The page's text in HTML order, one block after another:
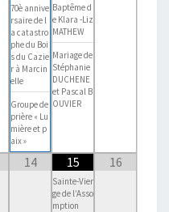
70è annive
rsaire de l
a catastro
phe du Boi
s du Cazie
r à Marcin
elle
Groupe de
prière « Lu
mière et p
aix »
Baptême d
e Klara -Liz
MATHEW
Mariage de
Stéphanie
DUCHENE
et Pascal B
OUVIER
14 15
Sainte-Vier
ge de l’Asso
mption
16